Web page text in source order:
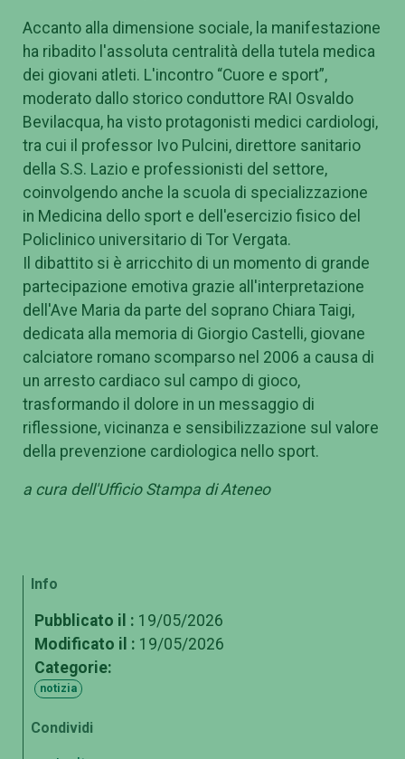
Accanto alla dimensione sociale, la manifestazione
ha ribadito l'assoluta centralità della tutela medica
dei giovani atleti. L'incontro “Cuore e sport”,
moderato dallo storico conduttore RAI Osvaldo
Bevilacqua, ha visto protagonisti medici cardiologi,
tra cui il professor Ivo Pulcini, direttore sanitario
della S.S. Lazio e professionisti del settore,
coinvolgendo anche la scuola di specializzazione
in Medicina dello sport e dell'esercizio fisico del
Policlinico universitario di Tor Vergata.
Il dibattito si è arricchito di un momento di grande
partecipazione emotiva grazie all'interpretazione
dell'Ave Maria da parte del soprano Chiara Taigi,
dedicata alla memoria di Giorgio Castelli, giovane
calciatore romano scomparso nel 2006 a causa di
un arresto cardiaco sul campo di gioco,
trasformando il dolore in un messaggio di
riflessione, vicinanza e sensibilizzazione sul valore
della prevenzione cardiologica nello sport.
a cura dell'Ufficio Stampa di Ateneo
Info
Pubblicato il : 19/05/2026
Modificato il : 19/05/2026
Categorie:
notizia
Condividi